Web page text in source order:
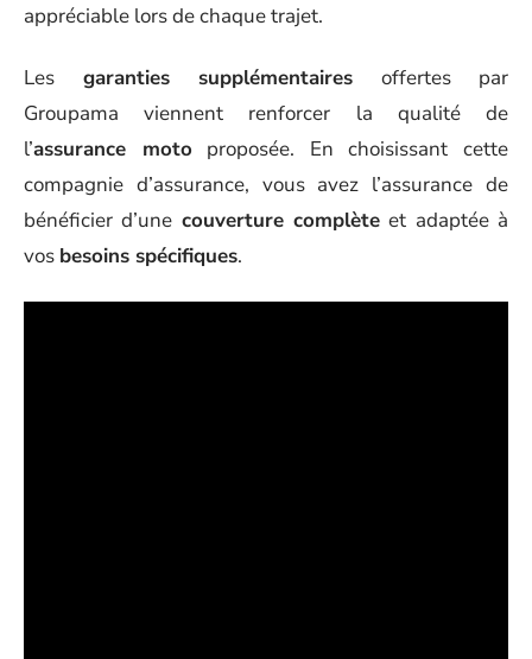
appréciable lors de chaque trajet.
Les garanties supplémentaires offertes par
Groupama viennent renforcer la qualité de
l’assurance moto proposée. En choisissant cette
compagnie d’assurance, vous avez l’assurance de
bénéficier d’une couverture complète et adaptée à
vos besoins spécifiques.